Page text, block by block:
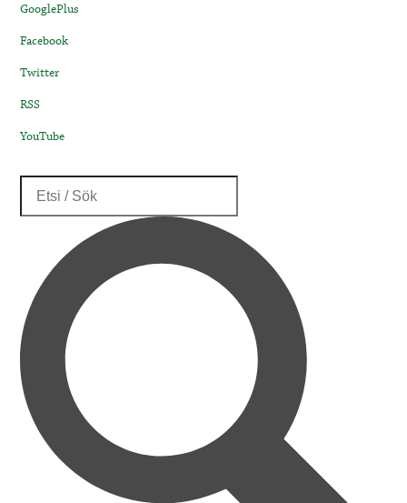
GooglePlus
Facebook
Twitter
RSS
YouTube